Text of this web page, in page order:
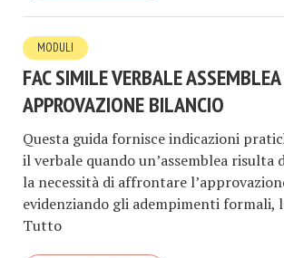
MODULI
FAC SIMILE VERBALE
APPROVAZIONE BILANCIO​​
Questa guida fornisce indicazioni
il verbale quando un’assemblea risulta
la necessità di affrontare
evidenziando gli adempimenti formali,
Tutto